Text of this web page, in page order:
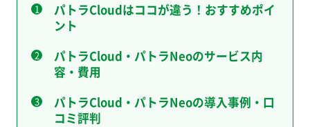
パトラCloudはココが違う！おすすめポイ
ント
パトラCloud・パトラNeoのサービス内
容・費用
パトラCloud・パトラNeoの導入事例・口
コミ評判